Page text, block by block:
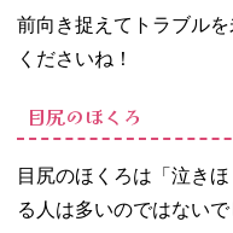
前向き捉えてトラブル
くださいね！
目尻のほくろ
目尻のほくろは「泣き
る人は多いのではないで